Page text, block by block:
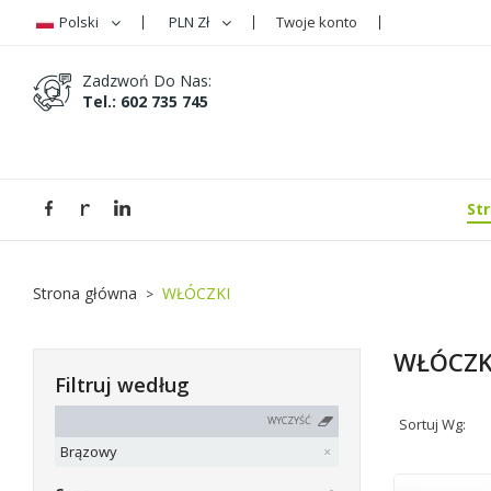
Polski PLN Zł Twoje konto
Zadzwoń Do Nas:
Tel.: 602 735 745
Strona główna WŁÓCZKI
Filtruj według
WYCZYŚĆ
Brązowy
Sortuj Wg: